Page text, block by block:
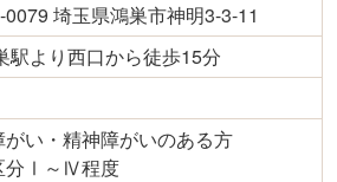
0079 埼玉県鴻巣市神明3-3-11
駅より西口から徒歩15分
がい・精神障がいのある方
分Ⅰ～Ⅳ程度